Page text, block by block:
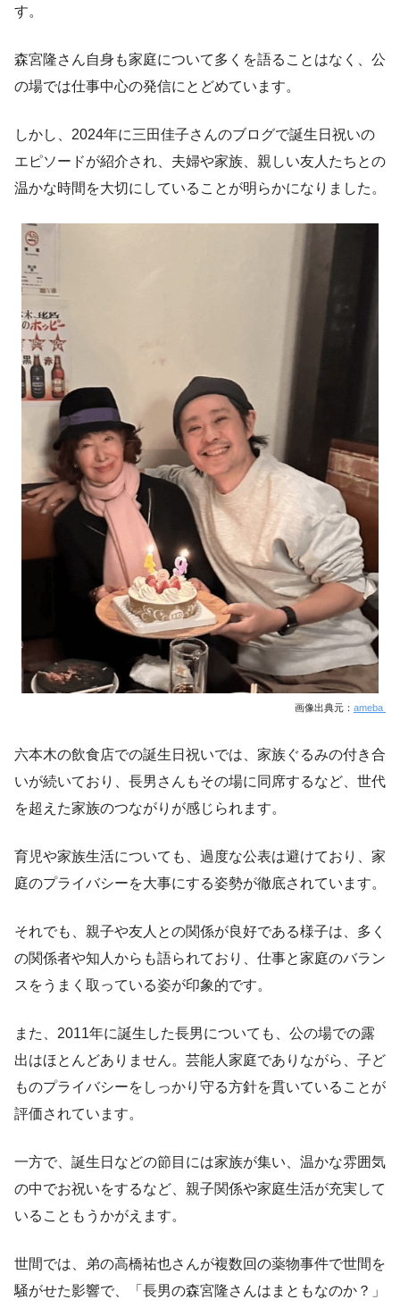
す。
森宮隆さん自身も家庭について多くを語ることはなく、公
の場では仕事中心の発信にとどめています。
しかし、2024年に三田佳子さんのブログで誕生日祝いの
エピソードが紹介され、夫婦や家族、親しい友人たちとの
温かな時間を大切にしていることが明らかになりました。
画像出典元： ameba
六本木の飲食店での誕生日祝いでは、家族ぐるみの付き合
いが続いており、長男さんもその場に同席するなど、世代
を超えた家族のつながりが感じられます。
育児や家族生活についても、過度な公表は避けており、家
庭のプライバシーを大事にする姿勢が徹底されています。
それでも、親子や友人との関係が良好である様子は、多く
の関係者や知人からも語られており、仕事と家庭のバラン
スをうまく取っている姿が印象的です。
また、2011年に誕生した長男についても、公の場での露
出はほとんどありません。芸能人家庭でありながら、子ど
ものプライバシーをしっかり守る方針を貫いていることが
評価されています。
一方で、誕生日などの節目には家族が集い、温かな雰囲気
の中でお祝いをするなど、親子関係や家庭生活が充実して
いることもうかがえます。
世間では、弟の高橋祐也さんが複数回の薬物事件で世間を
騒がせた影響で、「長男の森宮隆さんはまともなのか？」